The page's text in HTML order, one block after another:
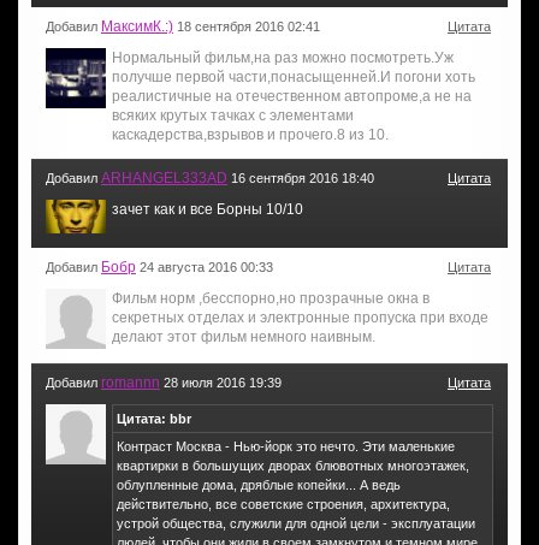
Добавил МаксимК.:) 18 сентября 2016 02:41 Цитата
Нормальный фильм,на раз можно посмотреть.Уж
получше первой части,понасыщенней.И погони хоть
реалистичные на отечественном автопроме,а не на
всяких крутых тачках с элементами
каскадерства,взрывов и прочего.8 из 10.
Добавил ARHANGEL333AD 16 сентября 2016 18:40 Цитата
зачет как и все Борны 10/10
Добавил Бобр 24 августа 2016 00:33 Цитата
Фильм норм ,бесспорно,но прозрачные окна в
секретных отделах и электронные пропуска при входе
делают этот фильм немного наивным.
Добавил romannn 28 июля 2016 19:39 Цитата
Цитата: bbr
Контраст Москва - Нью-йорк это нечто. Эти маленькие
квартирки в большущих дворах блювотных многоэтажек,
облупленные дома, дряблые копейки... А ведь
действительно, все советские строения, архитектура,
устрой общества, служили для одной цели - эксплуатации